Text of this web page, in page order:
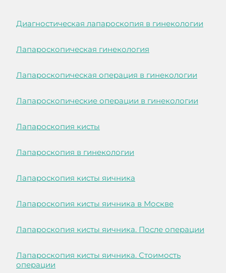
Диагностическая лапароскопия в гинекологии
Лапароскопическая гинекология
Лапароскопическая операция в гинекологии
Лапароскопические операции в гинекологии
Лапароскопия кисты
Лапароскопия в гинекологии
Лапароскопия кисты яичника
Лапароскопия кисты яичника в Москве
Лапароскопия кисты яичника. После операции
Лапароскопия кисты яичника. Стоимость
операции